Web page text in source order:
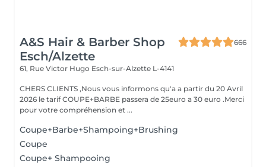
A&S Hair & Barber Shop
Esch/Alzette
666
61, Rue Victor Hugo Esch-sur-Alzette L-4141
CHERS CLIENTS ,Nous vous informons qu'a a partir du 20 Avril
2026 le tarif COUPE+BARBE passera de 25euro a 30 euro .Merci
pour votre compréhension et ...
Coupe+Barbe+Shampoing+Brushing
Coupe
Coupe+ Shampooing